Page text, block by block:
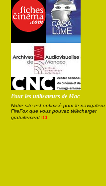
Pour les utilisateurs de Mac
Notre site est optimisé pour le navigateur
FireFox que vous pouvez télécharger
gratuitement ici